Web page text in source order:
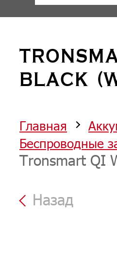
BLACK
Главная
Беспроводные
Tronsmart QI
Назад